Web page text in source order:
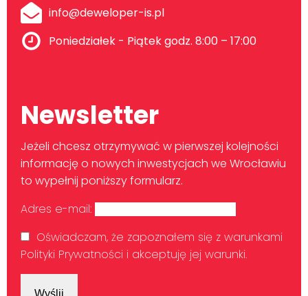
info@deweloper-is.pl
Poniedziałek - Piątek godz. 8:00 – 17:00
Newsletter
Jeżeli chcesz otrzymywać w pierwszej kolejności
informację o nowych inwestycjach we Wrocławiu
to wypełnij poniższy formularz.
Adres e-mail:
Oświadczam, że zapoznałem się z warunkami
Polityki Prywatności i akceptuję jej warunki.